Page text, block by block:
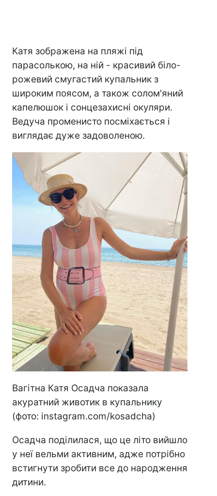
Катя зображена на пляжі під
парасолькою, на ній - красивий біло-
рожевий смугастий купальник з
широким поясом, а також солом'яний
капелюшок і сонцезахисні окуляри.
Ведуча променисто посміхається і
виглядає дуже задоволеною.
Вагітна Катя Осадча показала
акуратний животик в купальнику
(фото: instagram.com/kosadcha)
Осадча поділилася, що це літо вийшло
у неї вельми активним, адже потрібно
встигнути зробити все до народження
дитини.